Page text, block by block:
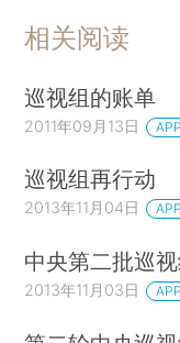
相关阅读
巡视组的账单
2011年09月13日
巡视组再行动
2013年11月04日
中央第二批巡
2013年11月03日